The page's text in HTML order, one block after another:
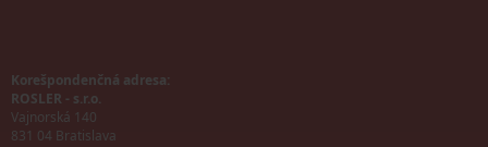
Korešpondenčná adresa:
ROSLER - s.r.o.
Vajnorská 140
831 04 Bratislava